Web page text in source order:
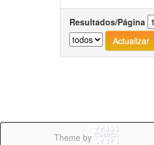
Resultados/Página
Theme by